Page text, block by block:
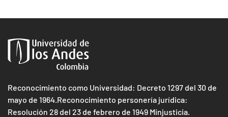
Reconocimiento como Universidad: Decreto 1297 del 30 de
mayo de 1964.Reconocimiento personería jurídica:
Resolución 28 del 23 de febrero de 1949 Minjusticia.